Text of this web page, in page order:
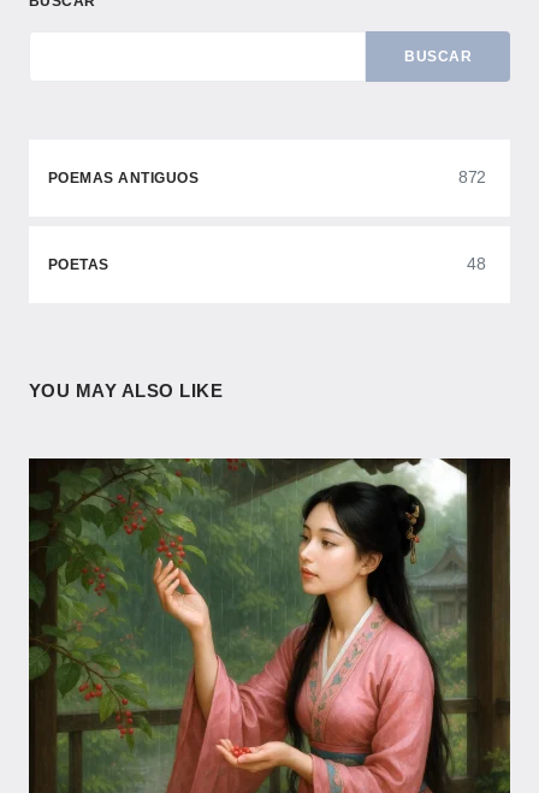
BUSCAR
POEMAS ANTIGUOS 872
POETAS 48
YOU MAY ALSO LIKE